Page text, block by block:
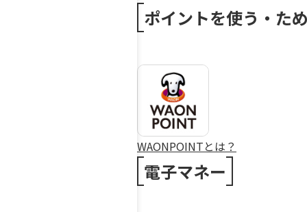
ポイントを使う・た
WAONPOINTとは？
電子マネー